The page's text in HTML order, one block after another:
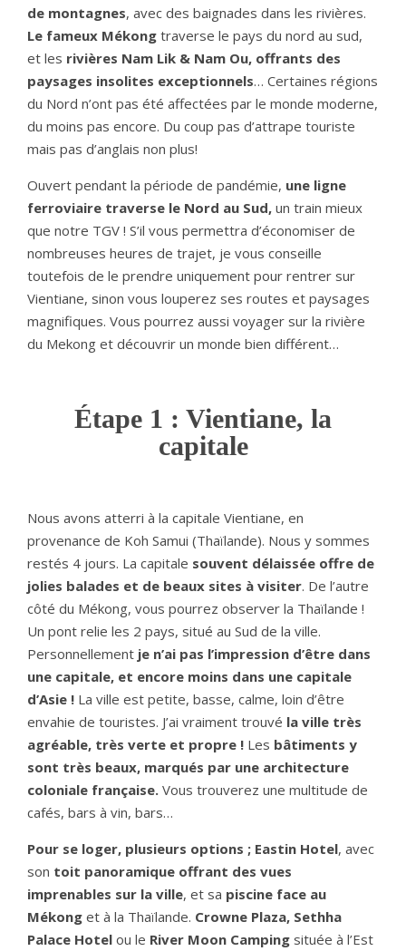
de montagnes, avec des baignades dans les rivières.
Le fameux Mékong traverse le pays du nord au sud,
et les rivières Nam Lik & Nam Ou, offrants des
paysages insolites exceptionnels… Certaines régions
du Nord n’ont pas été affectées par le monde moderne,
du moins pas encore. Du coup pas d’attrape touriste
mais pas d’anglais non plus!
Ouvert pendant la période de pandémie, une ligne
ferroviaire traverse le Nord au Sud, un train mieux
que notre TGV ! S’il vous permettra d’économiser de
nombreuses heures de trajet, je vous conseille
toutefois de le prendre uniquement pour rentrer sur
Vientiane, sinon vous louperez ses routes et paysages
magnifiques. Vous pourrez aussi voyager sur la rivière
du Mekong et découvrir un monde bien différent…
Étape 1 : Vientiane, la
capitale
Nous avons atterri à la capitale Vientiane, en
provenance de Koh Samui (Thaïlande). Nous y sommes
restés 4 jours. La capitale souvent délaissée offre de
jolies balades et de beaux sites à visiter. De l’autre
côté du Mékong, vous pourrez observer la Thaïlande !
Un pont relie les 2 pays, situé au Sud de la ville.
Personnellement je n’ai pas l’impression d’être dans
une capitale, et encore moins dans une capitale
d’Asie ! La ville est petite, basse, calme, loin d’être
envahie de touristes. J’ai vraiment trouvé la ville très
agréable, très verte et propre ! Les bâtiments y
sont très beaux, marqués par une architecture
coloniale française. Vous trouverez une multitude de
cafés, bars à vin, bars…
Pour se loger, plusieurs options ; Eastin Hotel, avec
son toit panoramique offrant des vues
imprenables sur la ville, et sa piscine face au
Mékong et à la Thaïlande. Crowne Plaza, Sethha
Palace Hotel ou le River Moon Camping située à l’Est